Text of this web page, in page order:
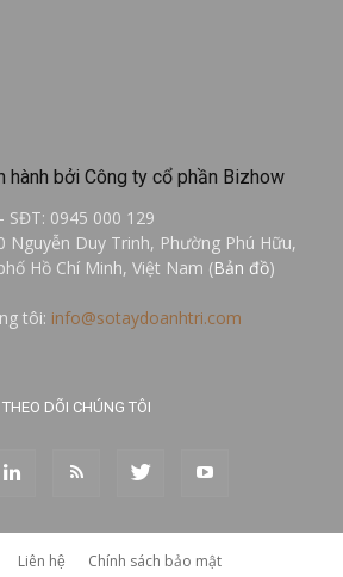
hành bởi Công ty cổ phần Bizhow
- SĐT: 0945 000 129
Nguyễn Duy Trinh, Phường Phú Hữu,
Hồ Chí Minh, Việt Nam (Bản đồ)
tôi: info@sotaydoanhtri.com
THEO DÕI CHÚNG TÔI
Liên hệ Chính sách bảo mật